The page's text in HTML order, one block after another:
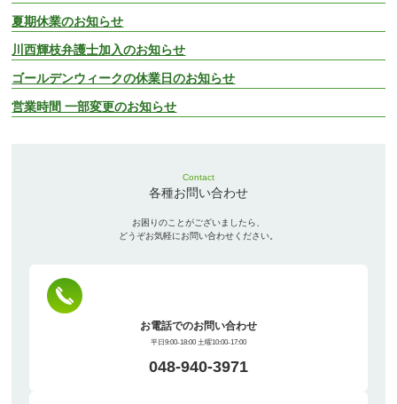
夏期休業のお知らせ
川西輝枝弁護士加入のお知らせ
ゴールデンウィークの休業日のお知らせ
営業時間 一部変更のお知らせ
Contact
各種お問い合わせ
お困りのことがございましたら、
どうぞお気軽にお問い合わせください。
お電話でのお問い合わせ
平日9:00-18:00 土曜10:00-17:00
048-940-3971